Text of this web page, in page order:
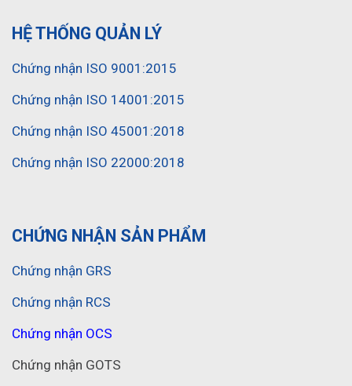
HỆ THỐNG QUẢN LÝ
Chứng nhận ISO 9001:2015
Chứng nhận ISO 14001:2015
Chứng nhận ISO 45001:2018
Chứng nhận ISO 22000:2018
CHỨNG NHẬN SẢN PHẨM
Chứng nhận GRS
Chứng nhận RCS
Chứng nhận OCS
Chứng nhận GOTS